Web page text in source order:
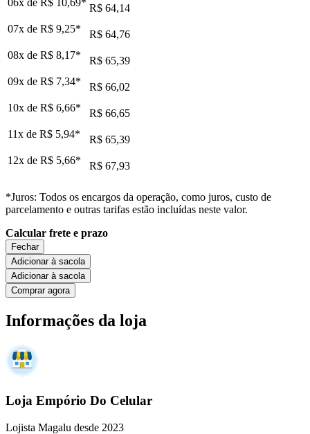
06x de R$ 10,69* R$ 64,14
07x de R$ 9,25*
R$ 64,76
08x de R$ 8,17*
R$ 65,39
09x de R$ 7,34*
R$ 66,02
10x de R$ 6,66*
R$ 66,65
11x de R$ 5,94*
R$ 65,39
12x de R$ 5,66* R$ 67,93
*Juros: Todos os encargos da operação, como juros, custo de
parcelamento e outras tarifas estão incluídas neste valor.
Calcular frete e prazo
Fechar
Adicionar à sacola
Adicionar à sacola
Comprar agora
Informações da loja
Loja Empório Do Celular
Lojista Magalu desde 2023